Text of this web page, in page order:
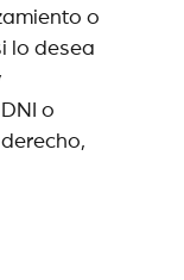
o
lo desea
o